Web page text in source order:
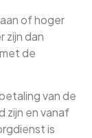
of hoger
zijn dan
de
van de
zijn en vanaf
is